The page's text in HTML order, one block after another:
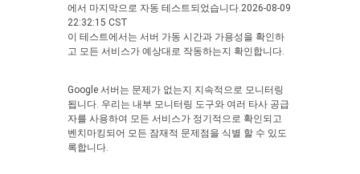
에서 마지막으로 자동 테스트되었습니다.2026-08-09
22:32:15 CST
이 테스트에서는 서버 가동 시간과 가용성을 확인하
고 모든 서비스가 예상대로 작동하는지 확인합니다.
Google 서버는 문제가 없는지 지속적으로 모니터링
됩니다. 우리는 내부 모니터링 도구와 여러 타사 공급
자를 사용하여 모든 서비스가 정기적으로 확인되고
벤치마킹되어 모든 잠재적 문제점을 식별 할 수 있도
록합니다.